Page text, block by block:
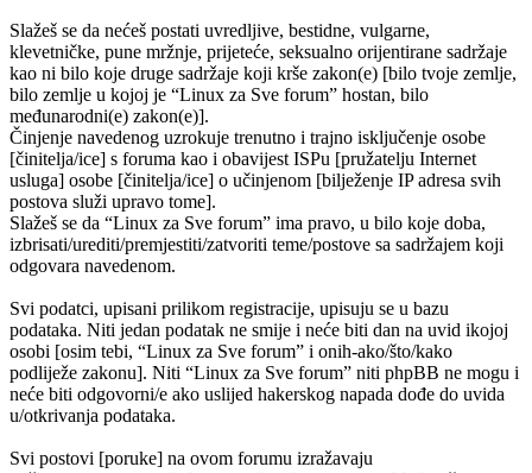
Slažeš se da nećeš postati uvredljive, bestidne, vulgarne,
klevetničke, pune mržnje, prijeteće, seksualno orijentirane sadržaje
kao ni bilo koje druge sadržaje koji krše zakon(e) [bilo tvoje zemlje,
bilo zemlje u kojoj je “Linux za Sve forum” hostan, bilo
međunarodni(e) zakon(e)].
Činjenje navedenog uzrokuje trenutno i trajno isključenje osobe
[činitelja/ice] s foruma kao i obavijest ISPu [pružatelju Internet
usluga] osobe [činitelja/ice] o učinjenom [bilježenje IP adresa svih
postova služi upravo tome].
Slažeš se da “Linux za Sve forum” ima pravo, u bilo koje doba,
izbrisati/urediti/premjestiti/zatvoriti teme/postove sa sadržajem koji
odgovara navedenom.
Svi podatci, upisani prilikom registracije, upisuju se u bazu
podataka. Niti jedan podatak ne smije i neće biti dan na uvid ikojoj
osobi [osim tebi, “Linux za Sve forum” i onih-ako/što/kako
podliježe zakonu]. Niti “Linux za Sve forum” niti phpBB ne mogu i
neće biti odgovorni/e ako uslijed hakerskog napada dođe do uvida
u/otkrivanja podataka.
Svi postovi [poruke] na ovom forumu izražavaju